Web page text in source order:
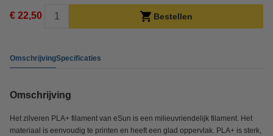
€ 22,50 Bestellen
OmschrijvingSpecificaties
Omschrijving
Het zilveren PLA+ filament van eSun is een milieuvriendelijk filament. Het
materiaal is eenvoudig te printen en heeft een glad oppervlak. PLA+ is sterk,